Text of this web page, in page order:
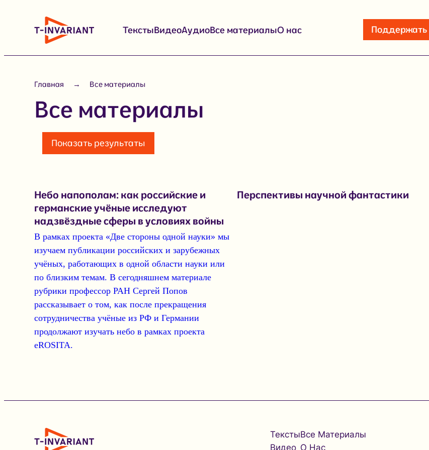
содержимому
ТекстыВидеоАудиоВсе материалыО нас Поддержать
Главная Все материалы
Все материалы
Показать результаты
Небо напополам: как российские и
германские учёные исследуют
надзвёздные сферы в условиях войны
В рамках проекта «Две стороны одной науки» мы
изучаем публикации российских и зарубежных
учёных, работающих в одной области науки или
по близким темам. В сегодняшнем материале
рубрикипрофессор РАН Сергей Попов
рассказывает о том, какпосле прекращения
сотрудничества учёные из РФ и Германии
продолжают изучать небо в рамках проекта
eROSITA.
Перспективы научной фантастики
Тексты
Видео
Все Материалы
О Нас